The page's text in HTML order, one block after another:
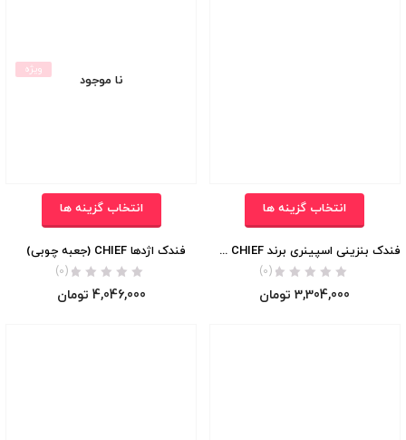
انتخاب گزینه ها
فندک بنزینی اسپینری برند CHIEF اورجینال
(0)
3,304,000 تومان
ویژه
نا موجود
انتخاب گزینه ها
فندک اژدها CHIEF (جعبه چوبی)
(0)
4,046,000 تومان